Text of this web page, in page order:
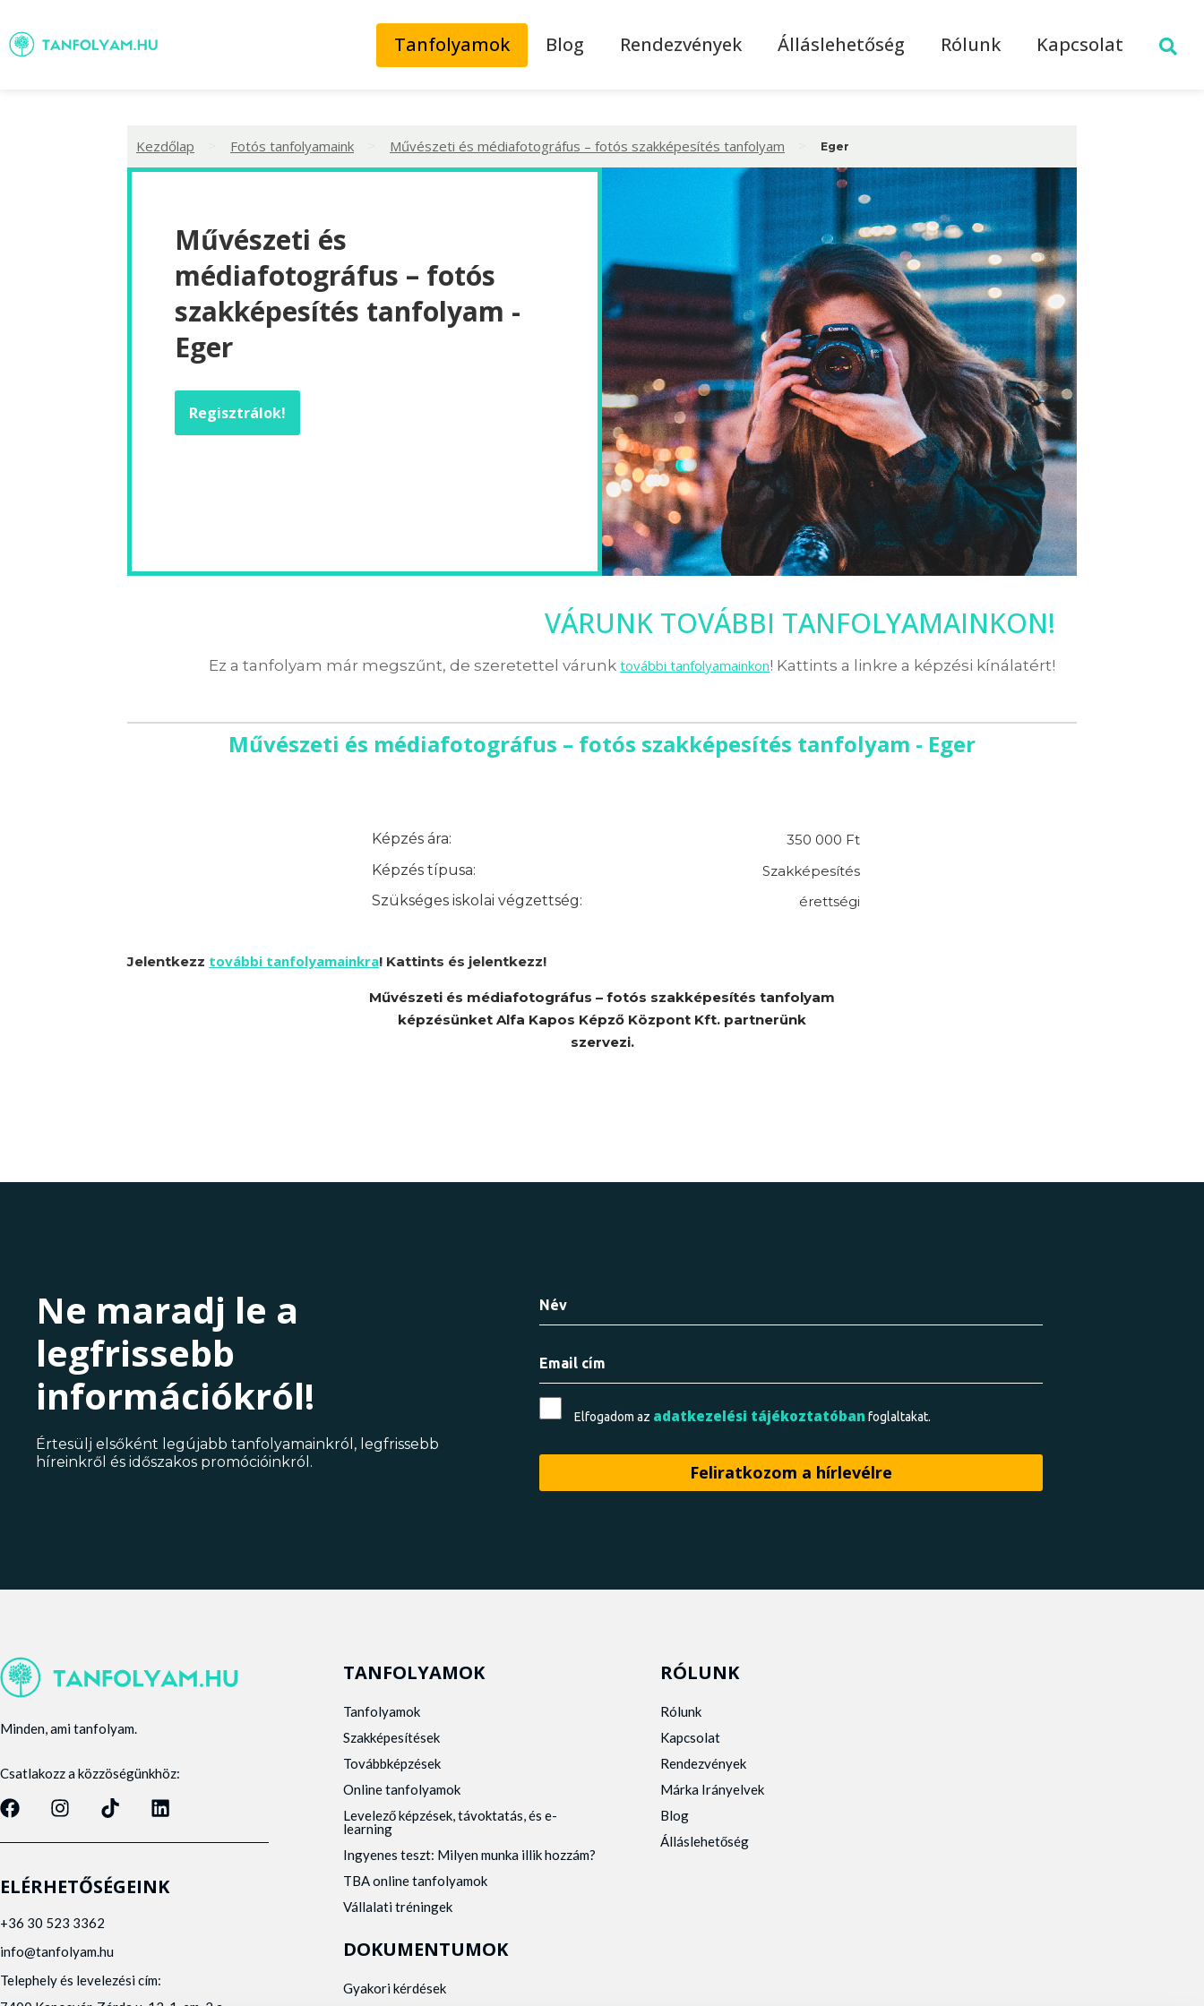
Tanfolyamok Blog Rendezvények Álláslehetőség Rólunk Kapcsolat
Kezdőlap Fotós tanfolyamaink Művészeti és médiafotográfus – fotós szakképesítés tanfolyam Eger
Művészeti és
médiafotográfus – fotós
szakképesítés tanfolyam -
Eger
Regisztrálok!
VÁRUNK TOVÁBBI TANFOLYAMAINKON!
Ez a tanfolyam már megszűnt, de szeretettel várunk további tanfolyamainkon! Kattints a linkre a képzési kínálatért!
Művészeti és médiafotográfus – fotós szakképesítés tanfolyam - Eger
Képzés ára:
350 000 Ft
Képzés típusa:
Szakképesítés
Szükséges iskolai végzettség:
érettségi
Jelentkezz további tanfolyamainkra! Kattints és jelentkezz!
Művészeti és médiafotográfus – fotós szakképesítés tanfolyam
képzésünket Alfa Kapos Képző Központ Kft. partnerünk
szervezi.
Ne maradj le a
legfrissebb
információkról!
Értesülj elsőként legújabb tanfolyamainkról, legfrissebb
híreinkről és időszakos promócióinkról.
Elfogadom az adatkezelési tájékoztatóban foglaltakat.
Minden, ami tanfolyam.
Csatlakozz a közzöségünkhöz:
ELÉRHETŐSÉGEINK
+36 30 523 3362
info@tanfolyam.hu
Telephely és levelezési cím:
TANFOLYAMOK
Tanfolyamok
Szakképesítések
Továbbképzések
Online tanfolyamok
Levelező képzések, távoktatás, és e-
learning
Ingyenes teszt: Milyen munka illik hozzám?
TBA online tanfolyamok
Vállalati tréningek
DOKUMENTUMOK
Gyakori kérdések
RÓLUNK
Rólunk
Kapcsolat
Rendezvények
Márka Irányelvek
Blog
Álláslehetőség